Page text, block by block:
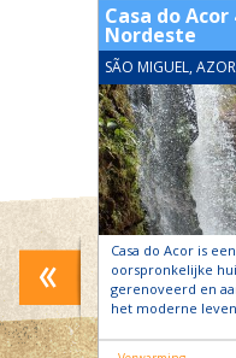
aan
Casa do Acor
Nordeste
SÃO MIGUEL,
Casa do Acor is
oorspronkelijke
gerenoveerd en
het moderne